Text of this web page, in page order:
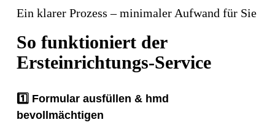
Ein klarer Prozess – minimaler Aufwand für Sie
So funktioniert der
Ersteinrichtungs-Service
1️⃣ Formular ausfüllen & hmd
bevollmächtigen